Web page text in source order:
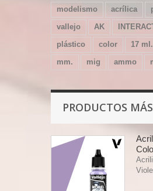
modelismo
acrílica
vallejo
AK
plástico
color 17 ml.
mm.
mig ammo
PRODUCTOS